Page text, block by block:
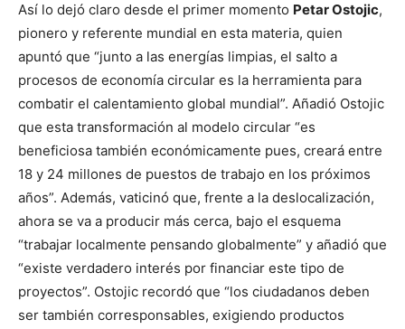
Así lo dejó claro desde el primer momento Petar Ostojic,
pionero y referente mundial en esta materia, quien
apuntó que “junto a las energías limpias, el salto a
procesos de economía circular es la herramienta para
combatir el calentamiento global mundial”. Añadió Ostojic
que esta transformación al modelo circular “es
beneficiosa también económicamente pues, creará entre
18 y 24 millones de puestos de trabajo en los próximos
años”. Además, vaticinó que, frente a la deslocalización,
ahora se va a producir más cerca, bajo el esquema
“trabajar localmente pensando globalmente” y añadió que
“existe verdadero interés por financiar este tipo de
proyectos”. Ostojic recordó que “los ciudadanos deben
ser también corresponsables, exigiendo productos